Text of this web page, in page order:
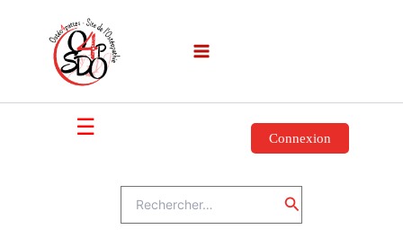
☰ Connexion
Rechercher